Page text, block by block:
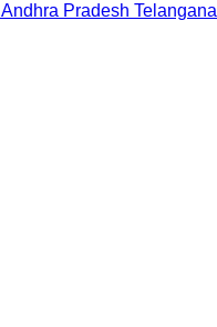
Andhra Pradesh Telangana